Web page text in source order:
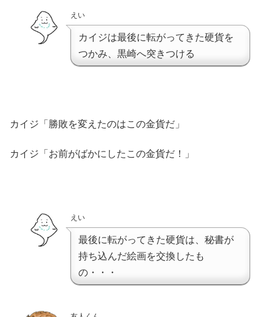
えい
カイジは最後に転がってきた硬貨を
つかみ、黒崎へ突きつける
カイジ「勝敗を変えたのはこの金貨だ」
カイジ「お前がばかにしたこの金貨だ！」
えい
最後に転がってきた硬貨は、秘書が
持ち込んだ絵画を交換したも
の・・・